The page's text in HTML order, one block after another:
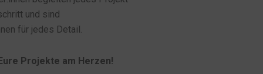
und sind
für jedes Detail.
Projekte am Herzen!